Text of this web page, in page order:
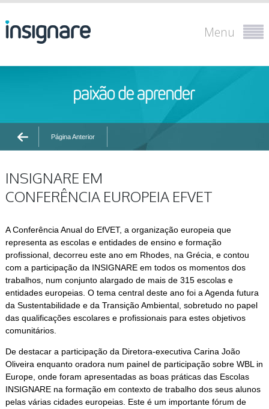
Menu
Página Anterior
INSIGNARE EM
CONFERÊNCIA EUROPEIA EFVET
A Conferência Anual do EfVET, a organização europeia que
representa as escolas e entidades de ensino e formação
profissional, decorreu este ano em Rhodes, na Grécia, e contou
com a participação da INSIGNARE em todos os momentos dos
trabalhos, num conjunto alargado de mais de 315 escolas e
entidades europeias. O tema central deste ano foi a Agenda futura
da Sustentabilidade e da Transição Ambiental, sobretudo no papel
das qualificações escolares e profissionais para estes objetivos
comunitários.
De destacar a participação da Diretora-executiva Carina João
Oliveira enquanto oradora num painel de participação sobre WBL in
Europe, onde foram apresentadas as boas práticas das Escolas
INSIGNARE na formação em contexto de trabalho dos seus alunos
pelas várias cidades europeias. Este é um importante fórum de